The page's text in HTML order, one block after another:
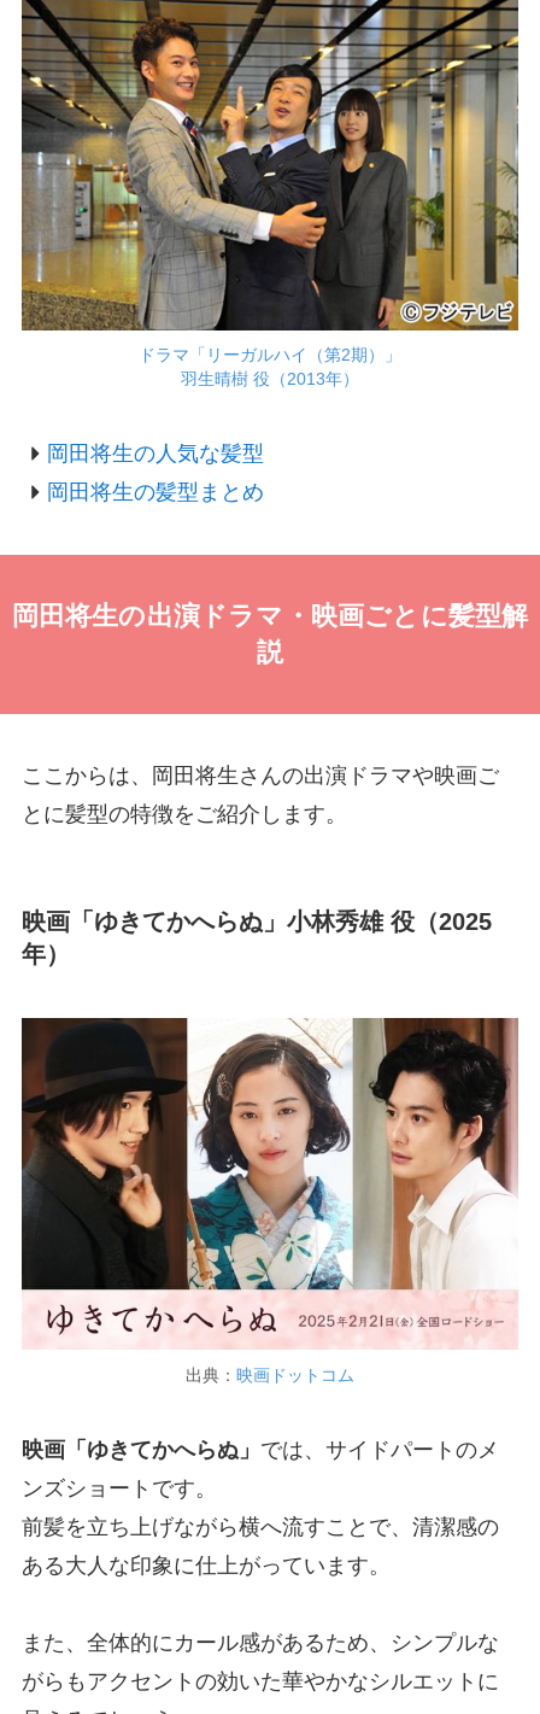
ドラマ「リーガルハイ（第2期）」
羽生晴樹 役（2013年）
岡田将生の人気な髪型
岡田将生の髪型まとめ
岡田将生の出演ドラマ・映画ごとに髪型解
説
ここからは、岡田将生さんの出演ドラマや映画ご
とに髪型の特徴をご紹介します。
映画「ゆきてかへらぬ」小林秀雄 役（2025
年）
出典： 映画ドットコム
映画「ゆきてかへらぬ」 では、サイドパートのメ
ンズショートです。
前髪を立ち上げながら横へ流すことで、清潔感の
ある大人な印象に仕上がっています。
また、全体的にカール感があるため、シンプルな
がらもアクセントの効いた華やかなシルエットに